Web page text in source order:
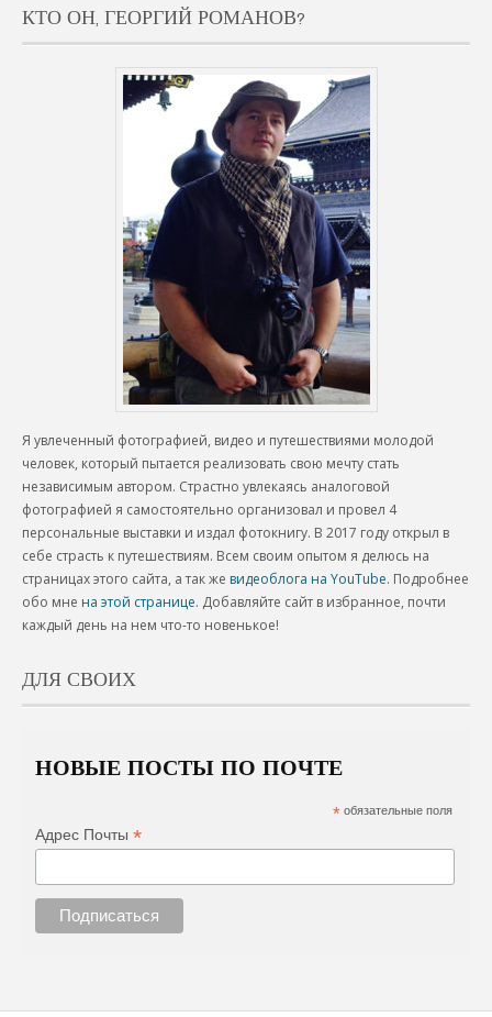
КТО ОН, ГЕОРГИЙ РОМАНОВ?
Я увлеченный фотографией, видео и путешествиями молодой
человек, который пытается реализовать свою мечту стать
независимым автором. Страстно увлекаясь аналоговой
фотографией я самостоятельно организовал и провел 4
персональные выставки и издал фотокнигу. В 2017 году открыл в
себе страсть к путешествиям. Всем своим опытом я делюсь на
страницах этого сайта, а так же видеоблога на YouTube. Подробнее
обо мне на этой странице. Добавляйте сайт в избранное, почти
каждый день на нем что-то новенькое!
ДЛЯ СВОИХ
НОВЫЕ ПОСТЫ ПО ПОЧТЕ
* обязательные поля
Адрес Почты*